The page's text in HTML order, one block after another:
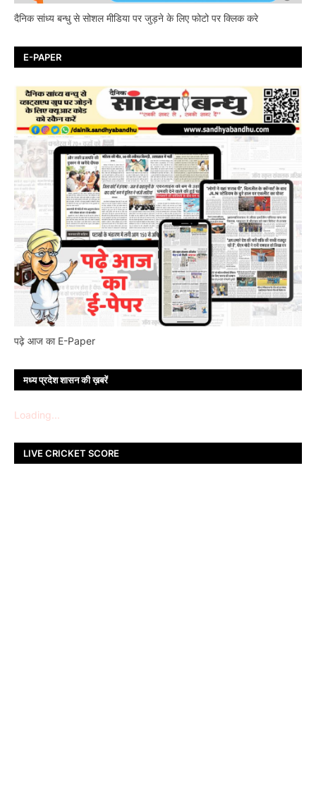
दैनिक सांध्य बन्धु से सोशल मीडिया पर जुड़ने के लिए फोटो पर क्लिक करे
E-PAPER
पढ़े आज का E-Paper
मध्य प्रदेश शासन की ख़बरें
Loading...
LIVE CRICKET SCORE